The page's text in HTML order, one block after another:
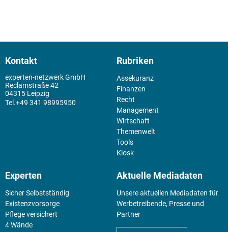
Kontakt
experten-netzwerk GmbH
Reclamstraße 42
04315 Leipzig
+49 341 98995950
Rubriken
Assekuranz
Finanzen
Recht
Management
Wirtschaft
Themenwelt
Tools
Kiosk
Experten
Sicher Selbstständig
Existenz­vorsorge
Pflege versichert
4 Wände
Aktuelle Mediadaten
Unsere aktuellen Mediadaten für
Werbetreibende, Presse und
Partner